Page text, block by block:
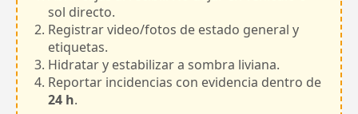
sol directo.
Registrar video/fotos de estado general y
etiquetas.
Hidratar y estabilizar a sombra liviana.
Reportar incidencias con evidencia dentro de
24 h.